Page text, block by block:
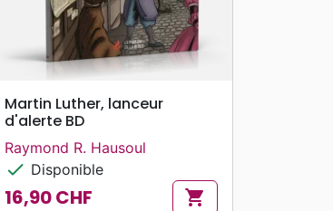
search APERÇU RAPIDE
Martin Luther, lanceur
d'alerte BD
Raymond R. Hausoul
check Disponible
Prix
16,90 CHF shopping_cart